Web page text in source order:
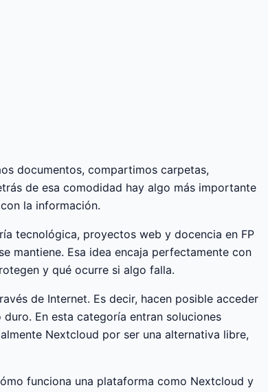
documentos, compartimos carpetas,
de esa comodidad hay algo más importante
la información.
tecnológica, proyectos web y docencia en FP
mantiene. Esa idea encaja perfectamente con
y qué ocurre si algo falla.
de Internet. Es decir, hacen posible acceder
En esta categoría entran soluciones
Nextcloud por ser una alternativa libre,
funciona una plataforma como Nextcloud y